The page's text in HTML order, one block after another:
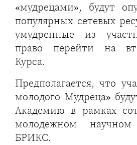
«мудрецами», будут
популярных сетевых
умудренные из
право перейти на
Курса.
Предполагается, что
молодого Мудреца»
Академию в рамках
молодежном научном
БРИКС.